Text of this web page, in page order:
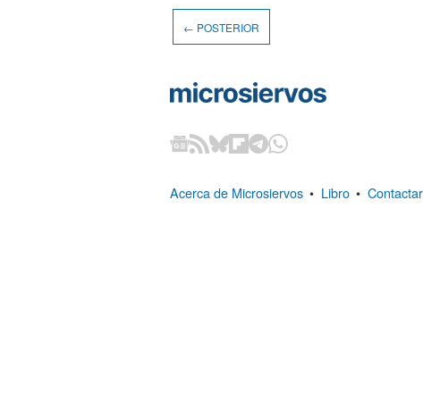
← POSTERIOR
Acerca de Microsiervos • Libro • Contactar